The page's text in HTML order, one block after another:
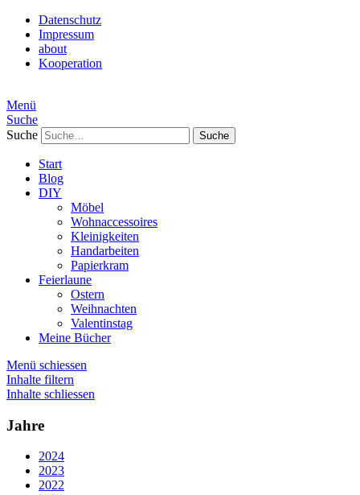
Datenschutz
Impressum
about
Kooperation
Menü
Suche
Suche
Start
Blog
DIY
Möbel
Wohnaccessoires
Kleinigkeiten
Handarbeiten
Papierkram
Feierlaune
Ostern
Weihnachten
Valentinstag
Meine Bücher
Menü schiessen
Inhalte filtern
Inhalte schliessen
Jahre
2024
2023
2022